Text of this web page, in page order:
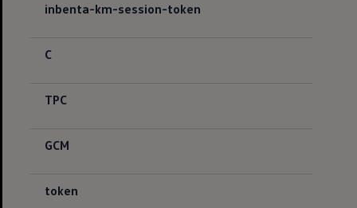
inbenta-km-session-token
C
TPC
GCM
token